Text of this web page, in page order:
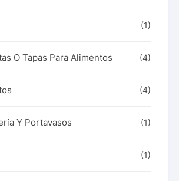
(1)
O Tapas Para Alimentos (4)
(4)
Y Portavasos (1)
(1)